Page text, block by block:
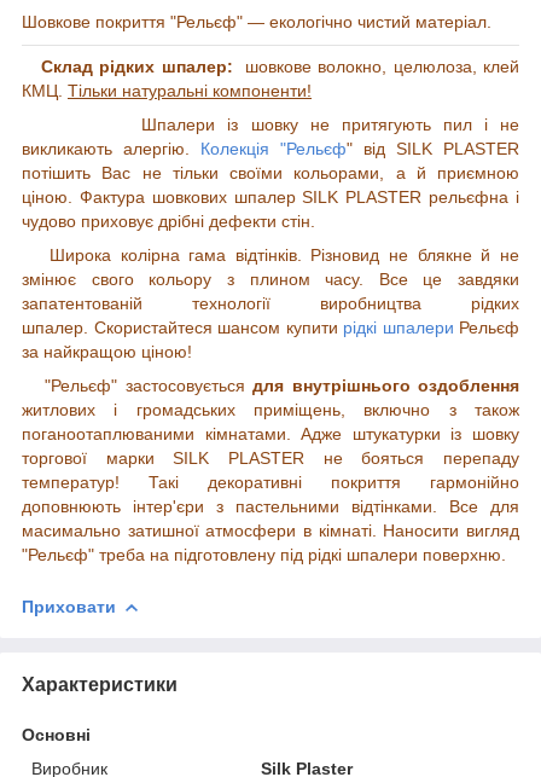
Шовкове покриття "Рельєф" — екологічно чистий матеріал.
Склад рідких шпалер: шовкове волокно, целюлоза, клей
КМЦ. Тільки натуральні компоненти!
Шпалери із шовку не притягують пил і не
викликають алергію. Колекція "Рельєф" від SILK PLASTER
потішить Вас не тільки своїми кольорами, а й приємною
ціною. Фактура шовкових шпалер SILK PLASTER рельєфна і
чудово приховує дрібні дефекти стін.
Широка колірна гама відтінків. Різновид не блякне й не
змінює свого кольору з плином часу. Все це завдяки
запатентованій технології виробництва рідких
шпалер. Скористайтеся шансом купити рідкі шпалери Рельєф
за найкращою ціною!
"Рельєф" застосовується для внутрішнього оздоблення
житлових і громадських приміщень, включно з також
поганоотаплюваними кімнатами. Адже штукатурки із шовку
торгової марки SILK PLASTER не бояться перепаду
температур! Такі декоративні покриття гармонійно
доповнюють інтер'єри з пастельними відтінками. Все для
масимально затишної атмосфери в кімнаті. Наносити вигляд
"Рельєф" треба на підготовлену під рідкі шпалери поверхню.
Приховати
Характеристики
Основні
Виробник
Silk Plaster